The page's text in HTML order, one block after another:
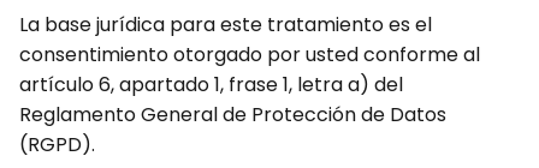
La base jurídica para este tratamiento es el
consentimiento otorgado por usted conforme al
artículo 6, apartado 1, frase 1, letra a) del
Reglamento General de Protección de Datos
(RGPD).